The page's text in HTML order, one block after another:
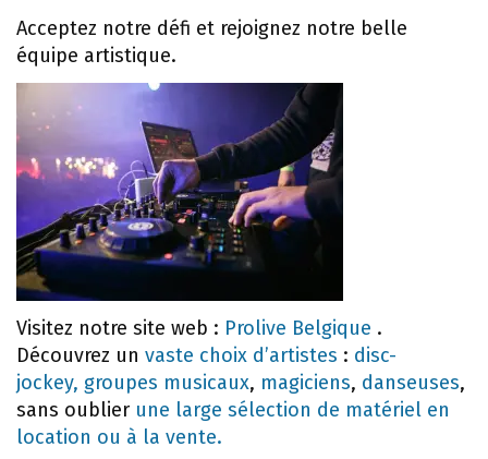
Acceptez notre défi et rejoignez notre belle
équipe artistique.
Visitez notre site web : Prolive Belgique .
Découvrez un vaste choix d’artistes : disc-
jockey, groupes musicaux, magiciens, danseuses,
sans oublier une large sélection de matériel en
location ou à la vente.